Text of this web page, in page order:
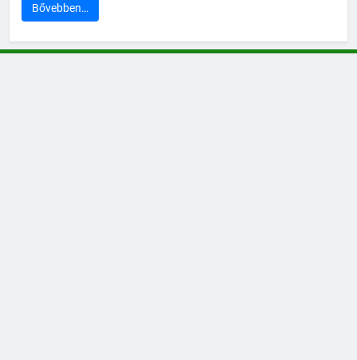
Bővebben…